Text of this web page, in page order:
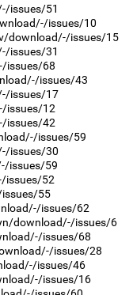
issues/51
issues/10
download/-/issues/15
issues/31
issues/68
issues/43
issues/17
issues/12
issues/42
issues/59
issues/30
issues/59
issues/52
55
issues/62
download/-/issues/6
issues/68
issues/28
issues/46
issues/16